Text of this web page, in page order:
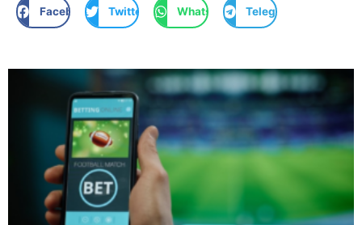
Facebook Twitter WhatsApp Telegram